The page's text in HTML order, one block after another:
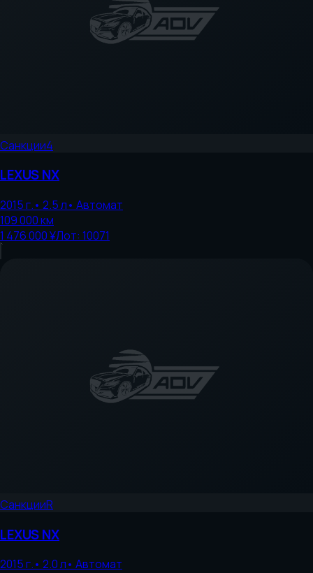
Санкции4
LEXUSNX
2015г.• 2.5л• Автомат
109 000км
1 476 000 ¥Лот: 10071
СанкцииR
LEXUSNX
2015г.• 2.0л• Автомат